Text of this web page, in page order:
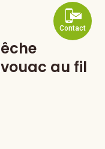
Contact
au fil